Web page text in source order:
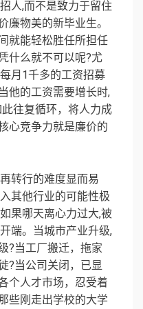
人,而不是致力于留住
廉物美的新毕业生。
就能轻松胜任所担任
什么就不可以呢?尤
月1千多的工资招募
他的工资需要增长时,
往复循环，将人力成
心竞争力就是廉价的
转行的难度显而易
其他行业的可能性极
果哪天离心力过大,被
端。当城市产业升级,
?当工厂搬迁，拖家
?当公司关闭，已显
个人才市场，忍受着
些刚走出学校的大学